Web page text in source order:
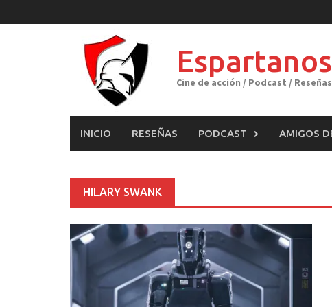
to
Cine de acción / Podcast / Reseñas
INICIO RESEÑAS PODCAST AMIGOS
HILARY SWANK